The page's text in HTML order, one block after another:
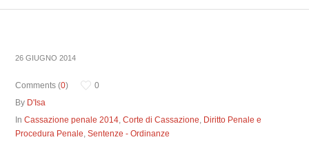
26 GIUGNO 2014
Comments (0)
0
By D'Isa
InCassazione penale 2014,Corte di Cassazione, Diritto Penale e
Procedura Penale,Sentenze - Ordinanze